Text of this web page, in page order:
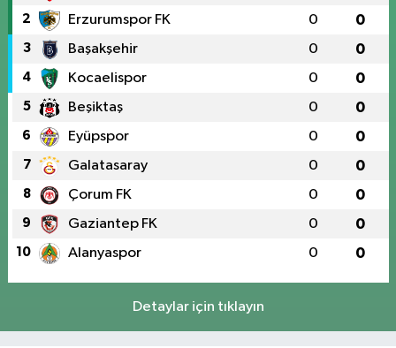
2 Erzurumspor FK 0 0
3 Başakşehir 0 0
4 Kocaelispor 0 0
5 Beşiktaş 0 0
6 Eyüpspor 0 0
7 Galatasaray 0 0
8 Çorum FK 0 0
9 Gaziantep FK 0 0
10 Alanyaspor 0 0
Detaylar için tıklayın